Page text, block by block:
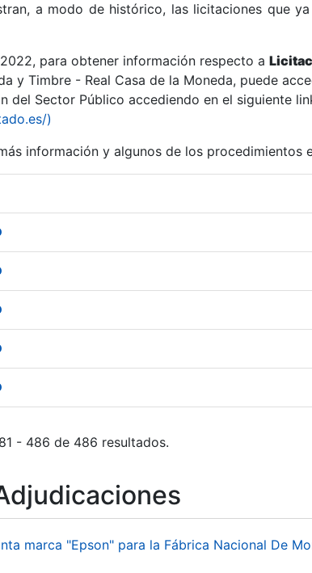
a modo de histórico, las licitaciones que
para obtener información respecto a
y Timbre - Real Casa de la Moneda, puede
del Sector Público accediendo en el siguiente
)
información y algunos de los procedimientos
- 486 de 486 resultados.
marca "Epson" para la Fábrica Nacional De